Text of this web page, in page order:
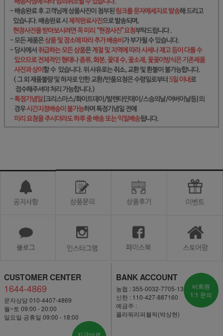
CUSTOMER CENTER
1644-4869
문자상담 010-4407-4869
월~토 09:00 - 20:00
일요일·공휴일 09:00 - 18:00
지금바로
BANK ACCOUNT
농협 : 355-0032-7705-13
신한 : 110-427-887160
예금주 :
플라워리퍼블릭(박상현)
비회원
1:1 문의